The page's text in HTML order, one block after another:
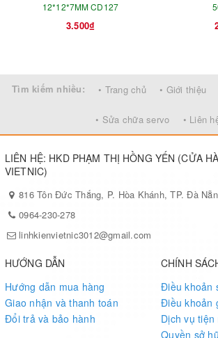
12*12*7MM CD127
3.500₫
Tìm kiếm nhiều: • Trang chủ • Giới thiệu
• Sửa chữa servo • Liên
LIÊN HỆ: HKD PHẠM THỊ HỒNG YẾN (CỬA
VIETNIC)
816 Tôn Đức Thắng, P. Hòa Khánh, TP. Đà
0964-230-278
linhkienvietnic3012@gmail.com
HƯỚNG DẪN
Hướng dẫn mua hàng
Giao nhận và thanh toán
Đổi trả và bảo hành
CHÍNH
Điều khoản
Điều khoản
Dịch vụ tiện
Quyền sở